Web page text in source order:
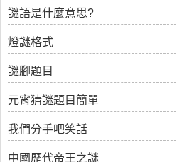
謎語是什麼意思?
燈謎格式
謎腳題目
元宵猜謎題目簡單
我們分手吧笑話
中國歷代帝王之謎